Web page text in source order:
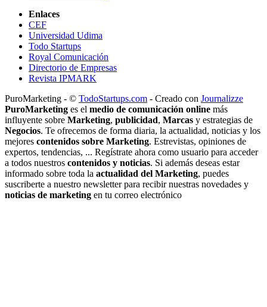
Enlaces
CEF
Universidad Udima
Todo Startups
Royal Comunicación
Directorio de Empresas
Revista IPMARK
PuroMarketing - © TodoStartups.com - Creado con Journalizze
PuroMarketing es el medio de comunicación online más
influyente sobre Marketing, publicidad, Marcas y estrategias de
Negocios. Te ofrecemos de forma diaria, la actualidad, noticias y los
mejores contenidos sobre Marketing. Estrevistas, opiniones de
expertos, tendencias, ... Regístrate ahora como usuario para acceder
a todos nuestros contenidos y noticias. Si además deseas estar
informado sobre toda la actualidad del Marketing, puedes
suscriberte a nuestro newsletter para recibir nuestras novedades y
noticias de marketing en tu correo electrónico